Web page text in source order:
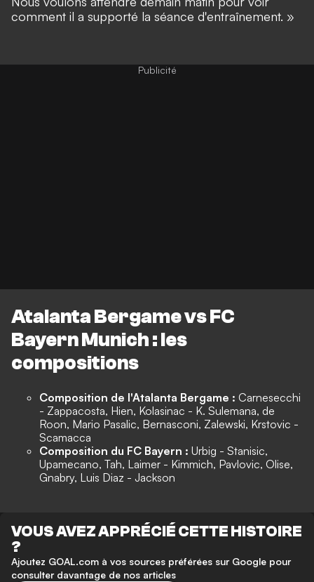
comment il a supporté la séance d'entraînement. »
Atalanta Bergame vs FC
Bayern Munich : les
compositions
Composition de l'Atalanta Bergame : Carnesecchi
- Zappacosta, Hien, Kolasinac - K. Sulemana, de
Roon, Mario Pasalic, Bernasconi, Zalewski, Krstovic -
Scamacca
Composition du FC Bayern : Urbig - Stanisic,
Upamecano, Tah, Laimer - Kimmich, Pavlovic, Olise,
Gnabry, Luis Diaz - Jackson
VOUS AVEZ APPRÉCIÉ CETTE HISTOIRE
?
Ajoutez GOAL.com à vos sources préférées sur Google pour
consulter davantage de nos articles